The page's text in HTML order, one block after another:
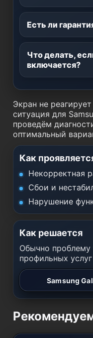
Есть ли
Что делать,
включается?
Экран не
ситуация для
проведём
оптимальный
Как
Некорректная
Сбои и
Нарушение
Как решается
Обычно проблему
профильных
Samsung